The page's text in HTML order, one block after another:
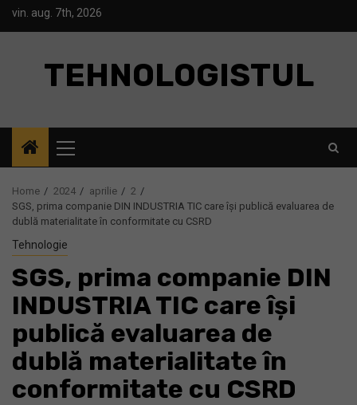
Skipvin. aug. 7th, 2026
TEHNOLOGISTUL
Menu
Home 2024 aprilie
2
SGS, prima companie DIN INDUSTRIA TIC care își publică evaluarea de
dublă materialitate în conformitate cu CSRD
Tehnologie
SGS, prima companie DIN
INDUSTRIA TIC care își
publică evaluarea de
dublă materialitate în
conformitate cu CSRD